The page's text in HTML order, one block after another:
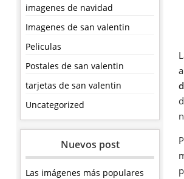
imagenes de navidad
Imagenes de san valentin
Peliculas
Postales de san valentin
tarjetas de san valentin
Uncategorized
Nuevos post
Las imágenes más populares